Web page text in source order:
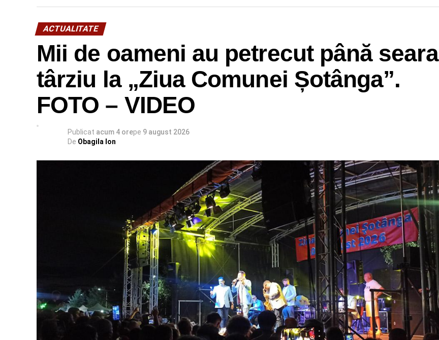
ACTUALITATE
Mii de oameni au petrecut până seara
târziu la „Ziua Comunei Șotânga”.
FOTO – VIDEO
Publicat acum 4 orepe 9 august 2026
De Obagila Ion